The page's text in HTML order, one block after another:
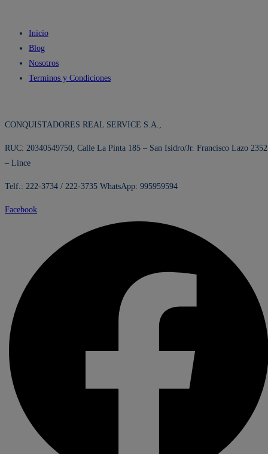
Inicio
Blog
Nosotros
Terminos y Condiciones
CONQUISTADORES REAL SERVICE S.A.,
RUC: 20340549750, Calle La Pinta 185 – San Isidro/Jr. Francisco Lazo 2352
– Lince
Telf.: 222-3734 / 222-3735 WhatsApp: 995959594
Facebook